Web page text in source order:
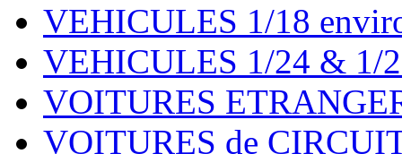
VEHICULES 1/18
VEHICULES 1/24 & 1/
VOITURES
VOITURES de